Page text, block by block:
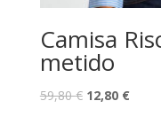
Camisa
metido
59,80€ O
12,80 €O